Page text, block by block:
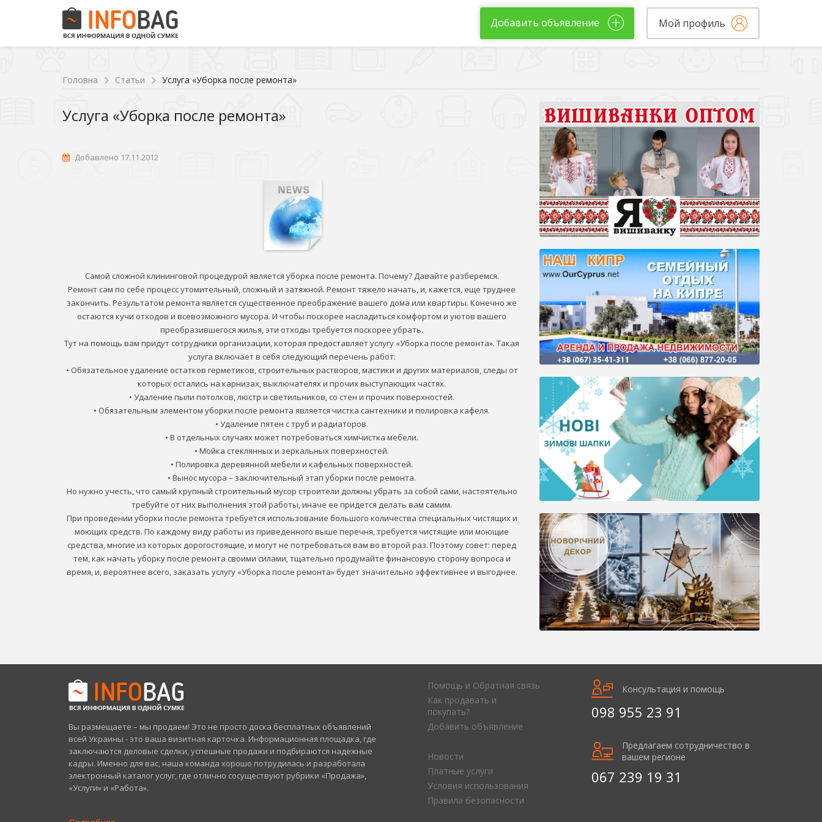
Добавить объявление Мой профиль
Головна Статьи Услуга «Уборка после ремонта»
Услуга «Уборка после ремонта»
Добавлено 17.11.2012
Самой сложной клининговой процедурой является уборка после ремонта. Почему? Давайте разберемся.
Ремонт сам по себе процесс утомительный, сложный и затяжной. Ремонт тяжело начать, и, кажется, еще труднее
закончить. Результатом ремонта является существенное преображение вашего дома или квартиры. Конечно же
остаются кучи отходов и всевозможного мусора. И чтобы поскорее насладиться комфортом и уютов вашего
преобразившегося жилья, эти отходы требуется поскорее убрать.
Тут на помощь вам придут сотрудники организации, которая предоставляет услугу «Уборка после ремонта». Такая
услуга включает в себя следующий перечень работ:
• Обязательное удаление остатков герметиков, строительных растворов, мастики и других материалов, следы от
которых остались на карнизах, выключателях и прочих выступающих частях.
• Удаление пыли потолков, люстр и светильников, со стен и прочих поверхностей.
• Обязательным элементом уборки после ремонта является чистка сантехники и полировка кафеля.
• Удаление пятен с труб и радиаторов.
• В отдельных случаях может потребоваться химчистка мебели.
• Мойка стеклянных и зеркальных поверхностей.
• Полировка деревянной мебели и кафельных поверхностей.
• Вынос мусора – заключительный этап уборки после ремонта.
Но нужно учесть, что самый крупный строительный мусор строители должны убрать за собой сами, настоятельно
требуйте от них выполнения этой работы, иначе ее придется делать вам самим.
При проведении уборки после ремонта требуется использование большого количества специальных чистящих и
моющих средств. По каждому виду работы из приведенного выше перечня, требуется чистящие или моющие
средства, многие из которых дорогостоящие, и могут не потребоваться вам во второй раз. Поэтому совет: перед
тем, как начать уборку после ремонта своими силами, тщательно продумайте финансовую сторону вопроса и
время, и, вероятнее всего, заказать услугу «Уборка после ремонта» будет значительно эффективнее и выгоднее.
Вы размещаете – мы продаем! Это не просто доска бесплатных объявлений
всей Украины - это ваша визитная карточка. Информационная площадка, где
заключаются деловые сделки, успешные продажи и подбираются надежные
кадры. Именно для вас, наша команда хорошо потрудилась и разработала
электронный каталог услуг, где отлично сосуществуют рубрики «Продажа»,
«Услуги» и «Работа».
Помощь и Обратная связь
Как продавать и
покупать?
Добавить объявление
Новости
Платные услуги
Условия использования
Правила безопасности
Консультация и помощь
098 955 23 91
Предлагаем сотрудничество в
вашем регионе
067 239 19 31